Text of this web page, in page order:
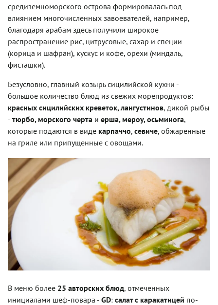
средиземноморского острова формировалась под
влиянием многочисленных завоевателей, например,
благодаря арабам здесь получили широкое
распространение рис, цитрусовые, сахар и специи
(корица и шафран), кускус и кофе, орехи (миндаль,
фисташки).
Безусловно, главный козырь сицилийской кухни -
большое количество блюд из свежих морепродуктов:
красных сицилийских креветок, лангустинов, дикой рыбы
- тюрбо, морского черта и ерша, мероу, осьминога,
которые подаются в виде карпаччо, севиче, обжаренные
на гриле или припущенные с овощами.
В меню более 25 авторских блюд, отмеченных
инициалами шеф-повара - GD: салат с каракатицей по-